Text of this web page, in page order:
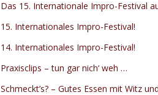
Das 15. Internationale Impro-Festival
15. Internationales Impro-Festival!
14. Internationales Impro-Festival!
Praxisclips – tun gar nich‘ weh …
Schmeckt’s? – Gutes Essen mit Witz